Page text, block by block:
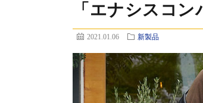
「エナシスコ
2021.01.06 新製品